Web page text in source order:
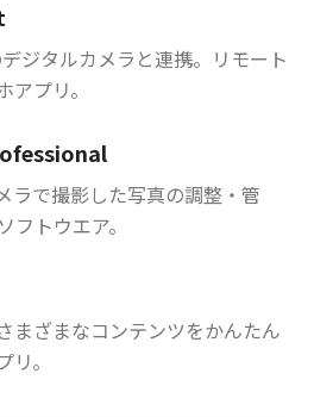
ジタルカメラと連携。リモート
プリ。
ラで撮影した写真の調整・管
フトウエア。
まざまなコンテンツをかんたん
。